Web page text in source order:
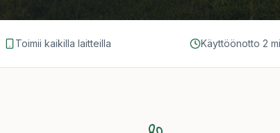
Toimii kaikilla laitteilla Käyttöönotto 2